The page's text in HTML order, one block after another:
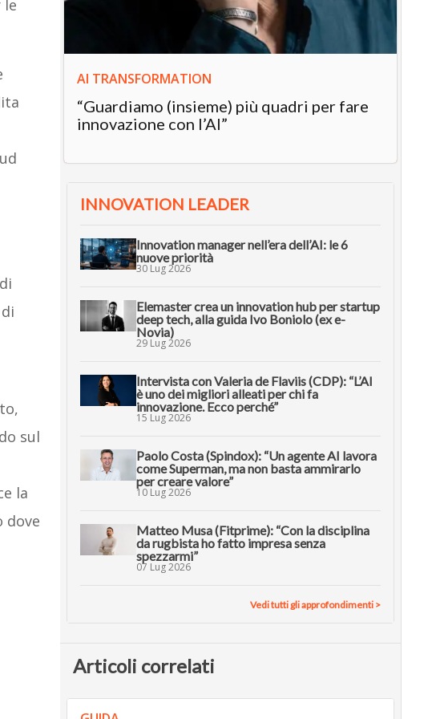
le
sul
la
dove
AI TRANSFORMATION
“Guardiamo (insieme) più quadri per fare
innovazione con l’AI”
INNOVATION LEADER
Innovation manager nell’era dell’AI: le 6
nuove priorità
30 Lug 2026
Elemaster crea un innovation hub per startup
deep tech, alla guida Ivo Boniolo (ex e-
Novia)
29 Lug 2026
Intervista con Valeria de Flaviis (CDP): “L’AI
è uno dei migliori alleati per chi fa
innovazione. Ecco perché”
15 Lug 2026
Paolo Costa (Spindox): “Un agente AI lavora
come Superman, ma non basta ammirarlo
per creare valore”
10 Lug 2026
Matteo Musa (Fitprime): “Con la disciplina
da rugbista ho fatto impresa senza
spezzarmi”
07 Lug 2026
Vedi tutti gli approfondimenti >
Articoli correlati